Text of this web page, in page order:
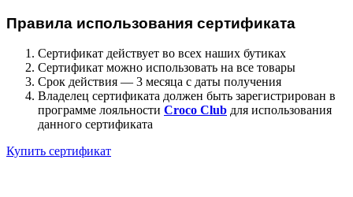
Правила использования сертификата
Сертификат действует во всех наших бутиках
Сертификат можно использовать на все товары
Срок действия — 3 месяца с даты получения
Владелец сертификата должен быть зарегистрирован в
программе лояльности Croco Club для использования
данного сертификата
Купить сертификат